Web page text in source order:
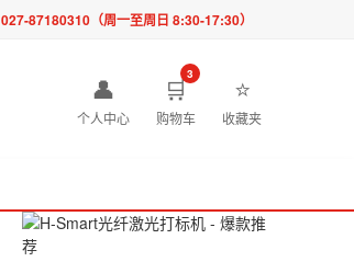
027-87180310 （周一至周日 8:30-17:30）
👤
个人中心
🛒
购物车
3 ⭐
收藏夹